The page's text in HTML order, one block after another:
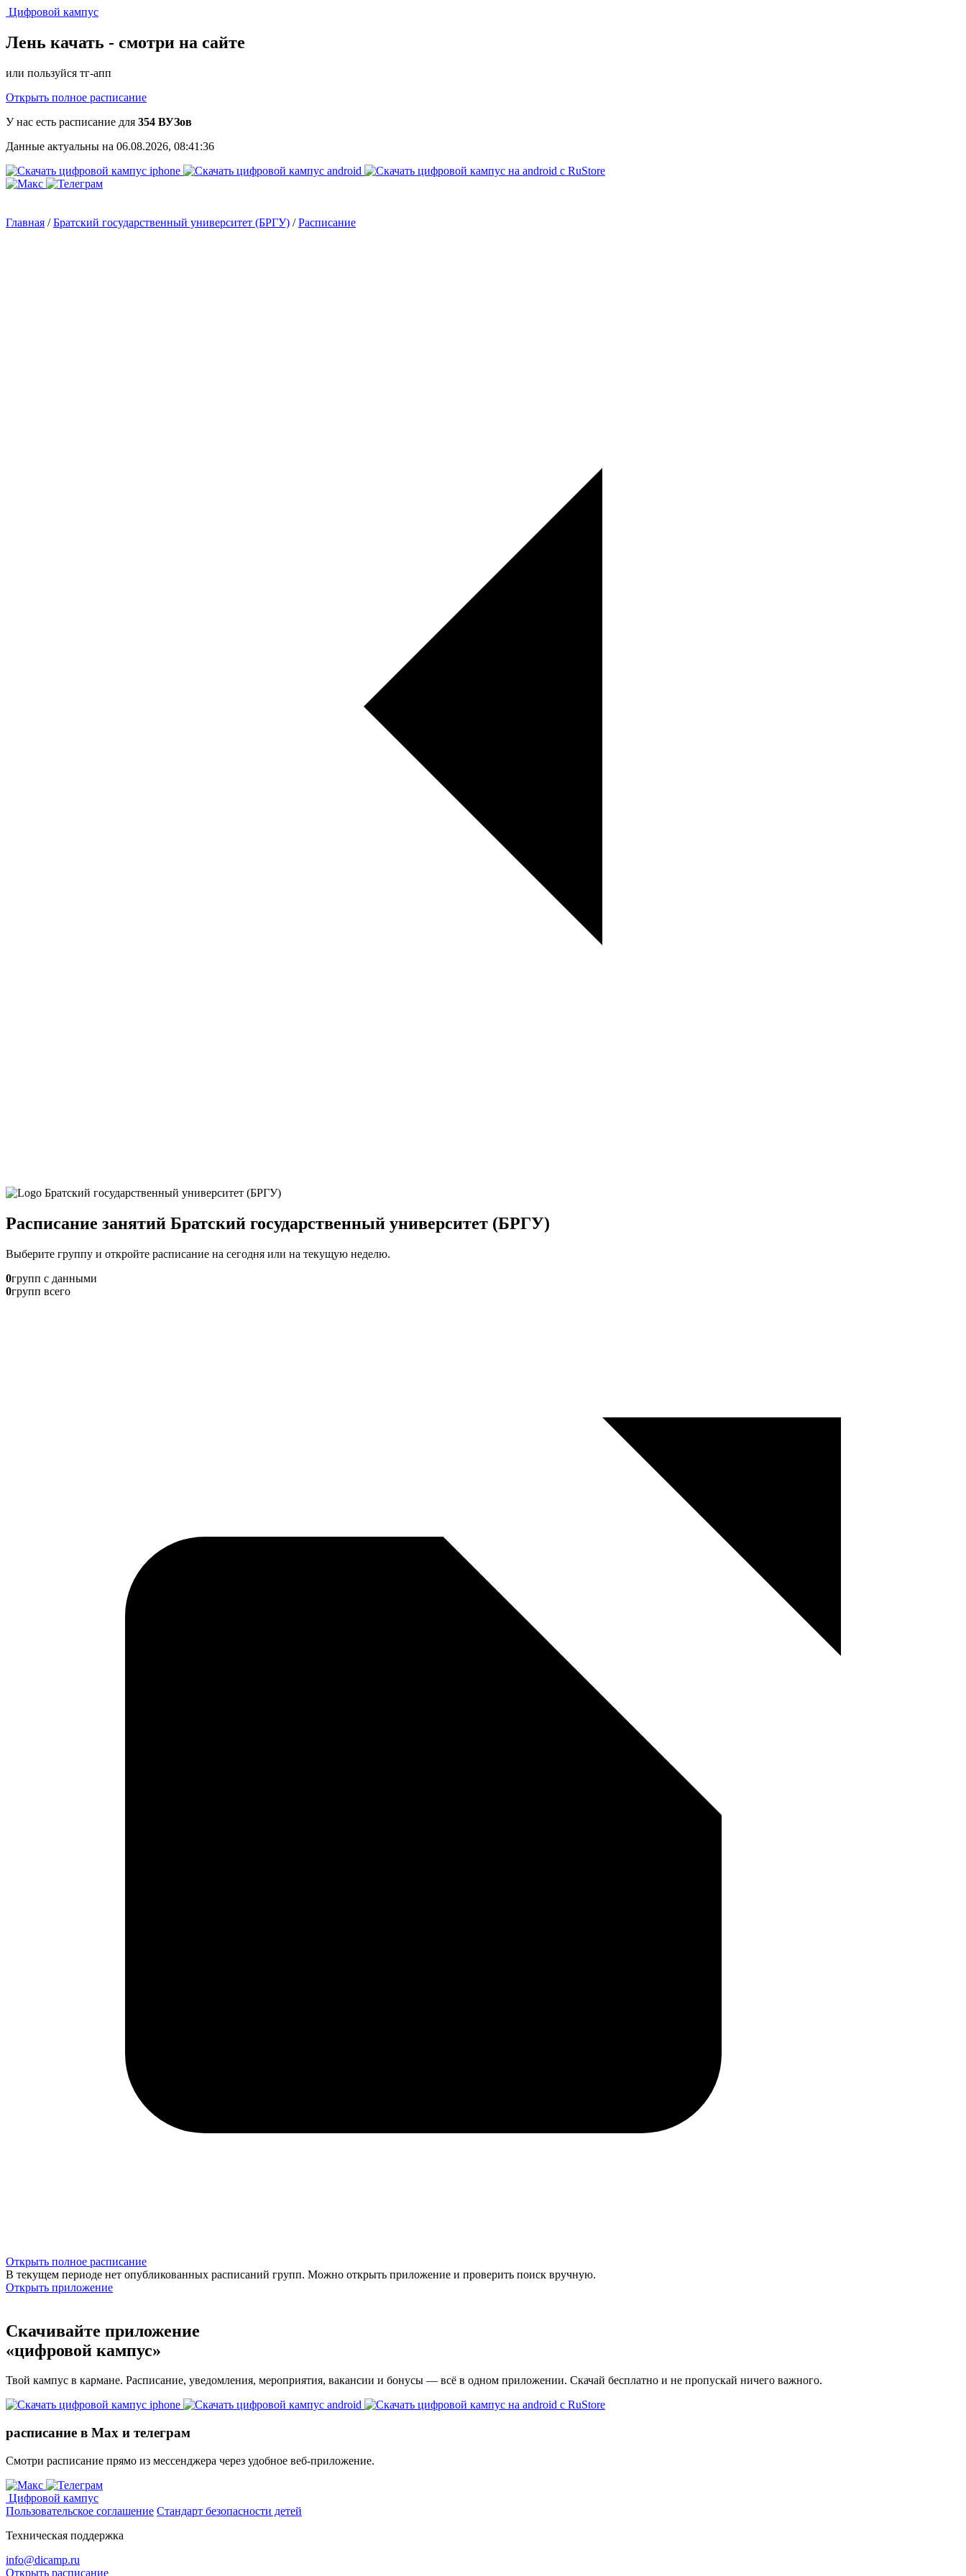
Цифровой кампус
Лень качать - смотри на сайте
или пользуйся тг-апп
Открыть полное расписание
У нас есть расписание для 354 ВУЗов
Данные актуальны на 06.08.2026, 08:41:36
Главная /Братский государственный университет (БРГУ) /Расписание
Расписание занятий Братский государственный университет (БРГУ)
Выберите группу и откройте расписание на сегодня или на текущую неделю.
0групп с данными
0групп всего
Открыть полное расписание
В текущем периоде нет опубликованных расписаний групп. Можно открыть приложение и проверить поиск вручную.
Открыть приложение
Скачивайте приложение
«цифровой кампус»
Твой кампус в кармане. Расписание, уведомления, мероприятия, вакансии и бонусы — всё в одном приложении. Скачай бесплатно и не пропускай ничего важного.
расписание в Max и телеграм
Смотри расписание прямо из мессенджера через удобное веб‑приложение.
Цифровой кампус
Пользовательское соглашение Стандарт безопасности детей
Техническая поддержка
info@dicamp.ru
Открыть расписание